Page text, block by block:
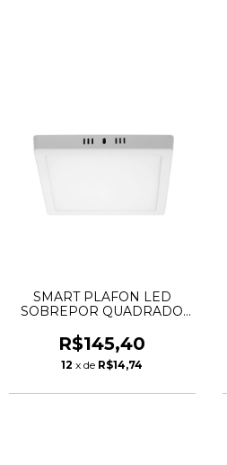
SMART PLAFON LED
SOBREPOR QUADRADO
TASCHIBRA
R$145,40
12 x de R$14,74